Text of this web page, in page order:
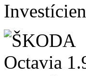
Investície